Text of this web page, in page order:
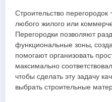
Строительство
любого жилого или
Перегородки позволяют
функциональные зоны,
помогают организовать
максимально
чтобы сделать эту задачу
выбрать строительные